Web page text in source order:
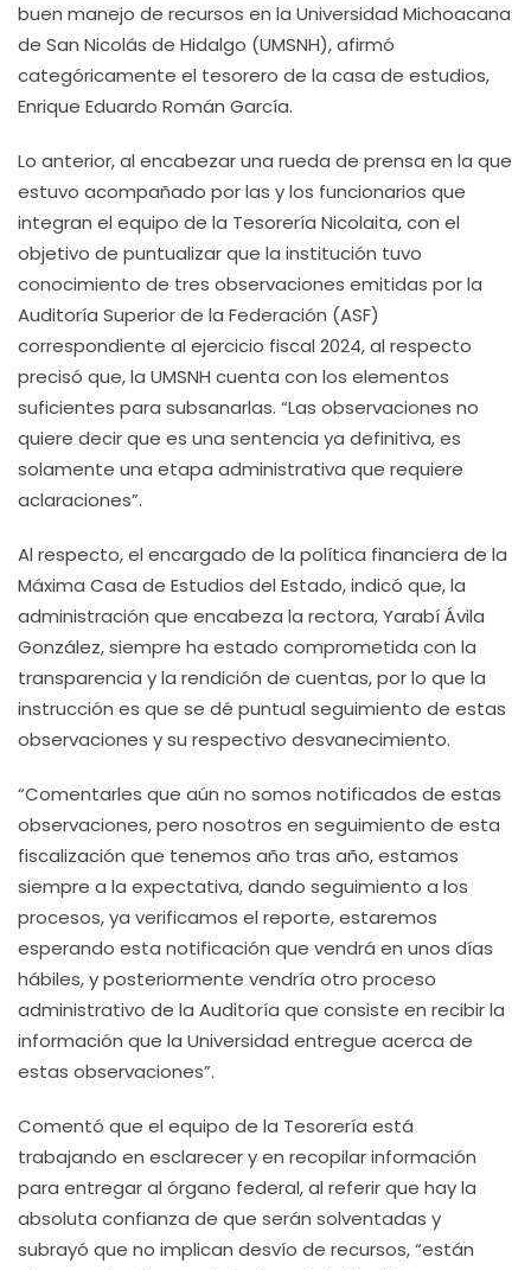
buen manejo de recursos en la Universidad Michoacana
de San Nicolás de Hidalgo (UMSNH), afirmó
categóricamente el tesorero de la casa de estudios,
Enrique Eduardo Román García.
Lo anterior, al encabezar una rueda de prensa en la que
estuvo acompañado por las y los funcionarios que
integran el equipo de la Tesorería Nicolaita, con el
objetivo de puntualizar que la institución tuvo
conocimiento de tres observaciones emitidas por la
Auditoría Superior de la Federación (ASF)
correspondiente al ejercicio fiscal 2024, al respecto
precisó que, la UMSNH cuenta con los elementos
suficientes para subsanarlas. “Las observaciones no
quiere decir que es una sentencia ya definitiva, es
solamente una etapa administrativa que requiere
aclaraciones”.
Al respecto, el encargado de la política financiera de la
Máxima Casa de Estudios del Estado, indicó que, la
administración que encabeza la rectora, Yarabí Ávila
González, siempre ha estado comprometida con la
transparencia y la rendición de cuentas, por lo que la
instrucción es que se dé puntual seguimiento de estas
observaciones y su respectivo desvanecimiento.
“Comentarles que aún no somos notificados de estas
observaciones, pero nosotros en seguimiento de esta
fiscalización que tenemos año tras año, estamos
siempre a la expectativa, dando seguimiento a los
procesos, ya verificamos el reporte, estaremos
esperando esta notificación que vendrá en unos días
hábiles, y posteriormente vendría otro proceso
administrativo de la Auditoría que consiste en recibir la
información que la Universidad entregue acerca de
estas observaciones”.
Comentó que el equipo de la Tesorería está
trabajando en esclarecer y en recopilar información
para entregar al órgano federal, al referir que hay la
absoluta confianza de que serán solventadas y
subrayó que no implican desvío de recursos, “están